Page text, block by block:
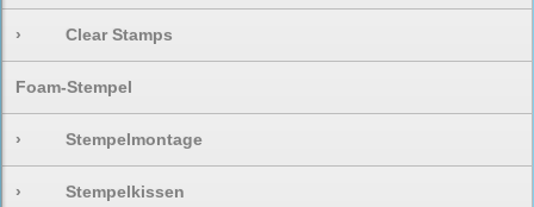
› Clear Stamps
Foam-Stempel
› Stempelmontage
› Stempelkissen